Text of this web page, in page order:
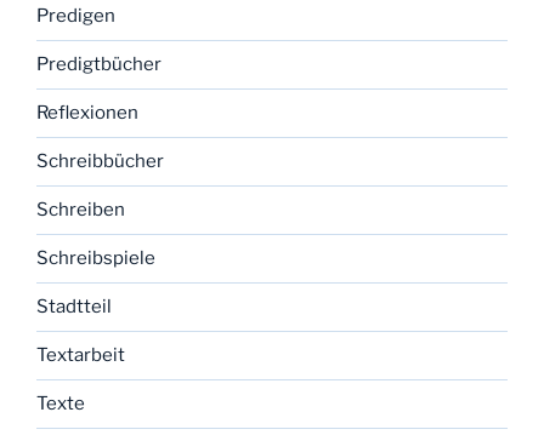
Predigen
Predigtbücher
Reflexionen
Schreibbücher
Schreiben
Schreibspiele
Stadtteil
Textarbeit
Texte